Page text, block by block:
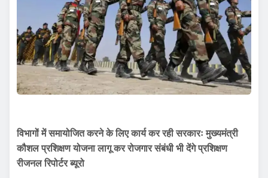
विभागों में समायोजित करने के लिए कार्य कर रही सरकारः मुख्यमंत्री
कौशल प्रशिक्षण योजना लागू कर रोजगार संबंधी भी देंगे प्रशिक्षण
रीजनल रिपोर्टर ब्यूरो